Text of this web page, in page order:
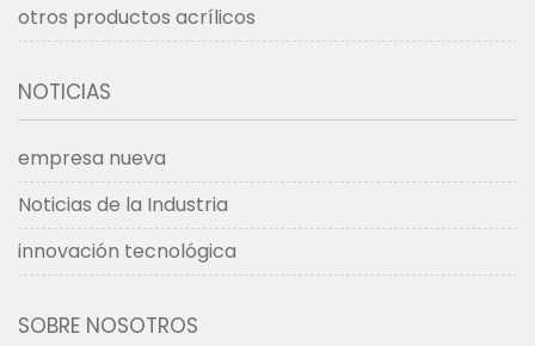
otros productos acrílicos
NOTICIAS
empresa nueva
Noticias de la Industria
innovación tecnológica
SOBRE NOSOTROS